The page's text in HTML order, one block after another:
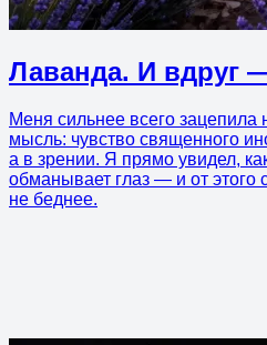
Лаванда. И вдруг
Меня сильнее всего зацепила
мысль: чувство священного
а в зрении. Я прямо увидел,
обманывает глаз — и от этого
не беднее.